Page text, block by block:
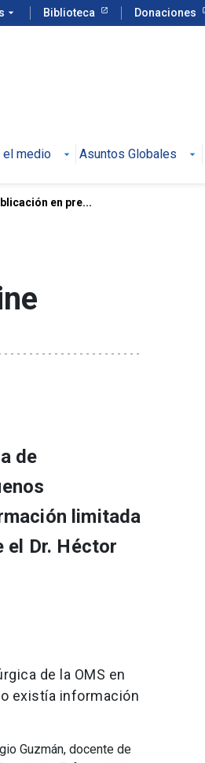
arrow_drop_down Biblioteca Donaciones
el medio Asuntos Globales
en pre...
de
limitada
el Dr. Héctor
de la OMS en
existía información
Guzmán, docente de